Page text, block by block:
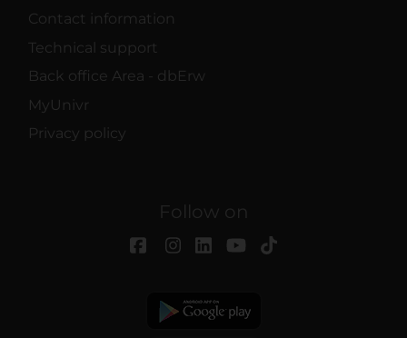
Contact information
Technical support
Back office Area - dbErw
MyUnivr
Privacy policy
Follow on